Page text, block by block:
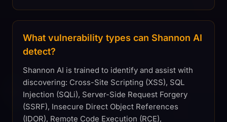
What vulnerability types can Shannon AI
detect?
Shannon AI is trained to identify and assist with
discovering: Cross-Site Scripting (XSS), SQL
Injection (SQLi), Server-Side Request Forgery
(SSRF), Insecure Direct Object References
(IDOR), Remote Code Execution (RCE),